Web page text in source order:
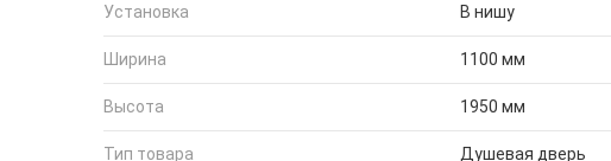
Установка В нишу
Ширина 1100 мм
Высота 1950 мм
Тип товара Душевая дверь